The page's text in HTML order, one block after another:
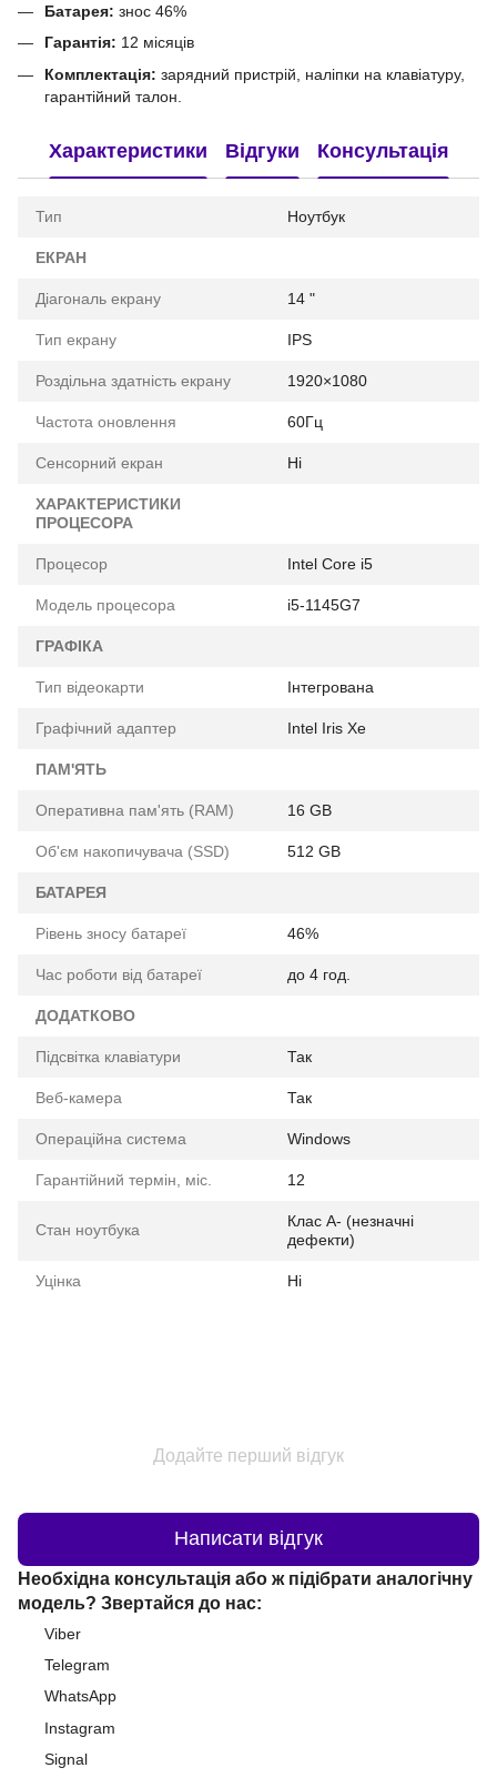
Батарея: знос 46%
Гарантія: 12 місяців
Комплектація: зарядний пристрій, наліпки на клавіатуру,
гарантійний талон.
Характеристики Відгуки Консультація
Тип Ноутбук
ЕКРАН
Діагональ екрану 14 "
Тип екрану IPS
Роздільна здатність екрану 1920×1080
Частота оновлення 60Гц
Сенсорний екран Ні
ХАРАКТЕРИСТИКИ
ПРОЦЕСОРА
Процесор Intel Core i5
Модель процесора i5-1145G7
ГРАФІКА
Тип відеокарти Інтегрована
Графічний адаптер Intel Iris Xe
ПАМ'ЯТЬ
Оперативна пам'ять (RAM) 16 GB
Об'єм накопичувача (SSD) 512 GB
БАТАРЕЯ
Рівень зносу батареї 46%
Час роботи від батареї до 4 год.
ДОДАТКОВО
Підсвітка клавіатури Так
Веб-камера Так
Операційна система Windows
Гарантійний термін, міс. 12
Стан ноутбука
Клас A- (незначні
дефекти)
Уцінка Ні
Додайте перший відгук
Написати відгук
Необхідна консультація або ж підібрати аналогічну
модель? Звертайся до нас:
Viber
Telegram
WhatsApp
Instagram
Signal